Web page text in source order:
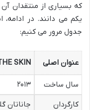
که بسیاری از منتقدان
یکم می دانند. در
جدول مرور می کنیم:
عنوان اصلی SKIN
سال ساخت
۲۰۱۳
کارگردان
جاناتان